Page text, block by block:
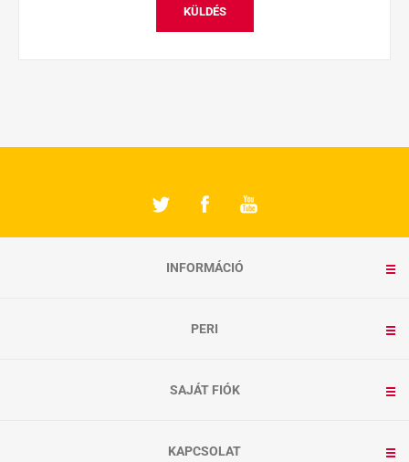
KÜLDÉS
INFORMÁCIÓ
PERI
SAJÁT FIÓK
KAPCSOLAT